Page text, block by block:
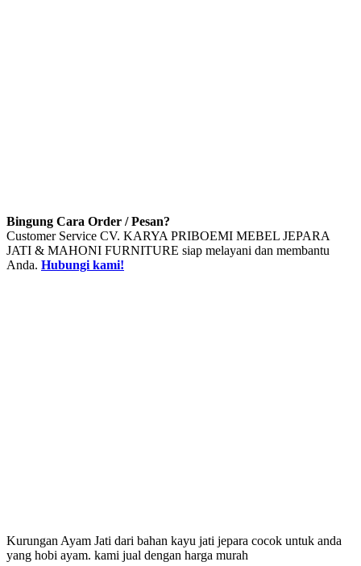
Bingung Cara Order / Pesan?
Customer Service CV. KARYA PRIBOEMI MEBEL JEPARA
JATI & MAHONI FURNITURE siap melayani dan membantu
Anda. Hubungi kami!
Kurungan Ayam Jati dari bahan kayu jati jepara cocok untuk anda
yang hobi ayam. kami jual dengan harga murah